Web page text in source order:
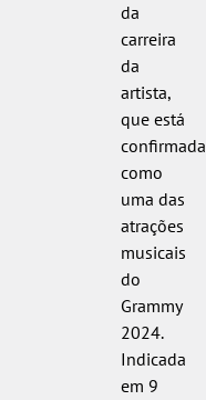
da
carreira
da
artista,
que está
confirmada
como
uma das
atrações
musicais
do
Grammy
2024.
Indicada
em 9